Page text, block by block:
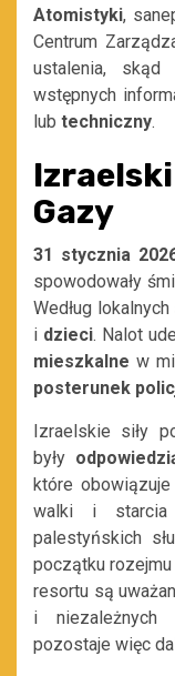
Atomistyki,
Centrum
ustalenia, skąd
wstępnych
lub techniczny.
Gazy
31 stycznia
spowodowały
Według
i dzieci. Nalot
mieszkalne w
posterunek
Izraelskie siły
były
które
walki i starcia
palestyńskich
początku
resortu są
i niezależnych
pozostaje więc